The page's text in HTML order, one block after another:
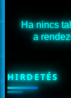
Ha nincs
a
HIRDETÉS